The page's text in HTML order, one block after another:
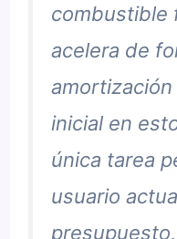
combustible
acelera de
inicial en
única tarea
usuario